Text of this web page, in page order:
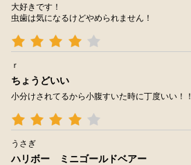
大好きです！
虫歯は気になるけどやめられません！
ｒ
ちょうどいい
小分けされてるから小腹すいた時に丁度いい！！
うさぎ
ハリボー ミニゴールドベアー